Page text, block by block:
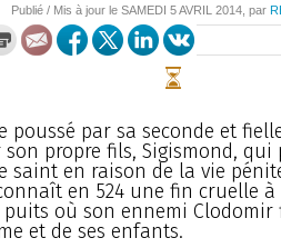
Publié / Mis à jour leSAMEDI 5 AVRIL 2014 , par
poussé par sa seconde et
propre fils, Sigismond, qui
saint en raison de la vie
en 524 une fin cruelle à
où son ennemi Clodomir
et de ses enfants.